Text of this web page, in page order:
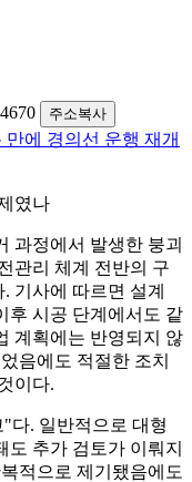
주소복사
에 경의선 운행 재개
였나
과정에서 발생한 붕괴
관리 체계 전반의 구
기사에 따르면 설계
후 시공 단계에서도 같
계획에는 반영되지 않
음에도 적절한 조치
이다.
다. 일반적으로 대형
추가 검토가 이뤄지
적으로 제기됐음에도